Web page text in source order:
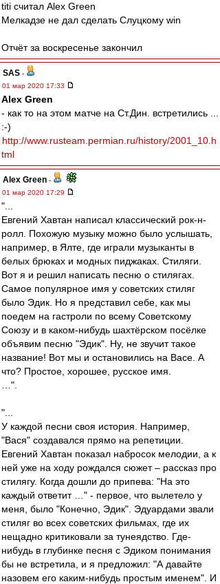
titi считал Alex Green
Мелкадзе не дал сделать Слуцкому win
Отчёт за воскресенье закончил
SAS -
01 мар 2020 17:33
Alex Green
- как то на этом матче на Ст.Дин. встретились ...
:-)
http://www.rusteam.permian.ru/history/2001_10.h
tml
Alex Green -
01 мар 2020 17:29
"...
Евгений Хавтан написал классический рок-н-
ролл. Похожую музыку можно было услышать,
например, в Ялте, где играли музыканты в
белых брюках и модных пиджаках. Стиляги.
Вот я и решил написать песню о стилягах.
Самое популярное имя у советских стиляг
было Эдик. Но я представил себе, как мы
поедем на гастроли по всему Советскому
Союзу и в каком-нибудь шахтёрском посёлке
объявим песню "Эдик". Ну, не звучит такое
название! Вот мы и остановились на Васе. А
что? Простое, хорошее, русское имя.
…".
"...
У каждой песни своя история. Например,
"Вася" создавался прямо на репетиции.
Евгений Хавтан показал набросок мелодии, а к
ней уже на ходу рождался сюжет – рассказ про
стилягу. Когда дошли до припева: "На это
каждый ответит …" - первое, что вылетело у
меня, было "Конечно, Эдик". Эдуардами звали
стиляг во всех советских фильмах, где их
нещадно критиковали за тунеядство. Где-
нибудь в глубинке песня с Эдиком понимания
бы не встретила, и я предложил: "А давайте
назовем его каким-нибудь простым именем". И